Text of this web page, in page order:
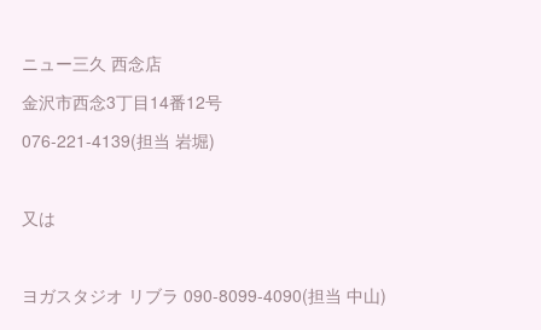
ニュー三久 西念店
金沢市西念3丁目14番12号
076-221-4139(担当 岩堀)
又は
ヨガスタジオ リブラ 090-8099-4090(担当 中山)